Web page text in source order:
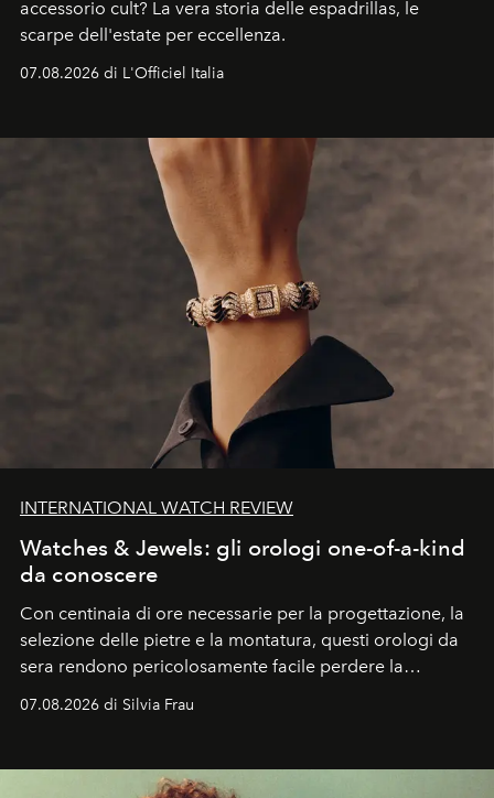
accessorio cult? La vera storia delle espadrillas, le
scarpe dell'estate per eccellenza.
07.08.2026 di L'Officiel Italia
INTERNATIONAL WATCH REVIEW
Watches & Jewels: gli orologi one-of-a-kind
da conoscere
Con centinaia di ore necessarie per la progettazione, la
selezione delle pietre e la montatura, questi orologi da
sera rendono pericolosamente facile perdere la
cognizione del tempo. Ma con quadranti così
07.08.2026 di Silvia Frau